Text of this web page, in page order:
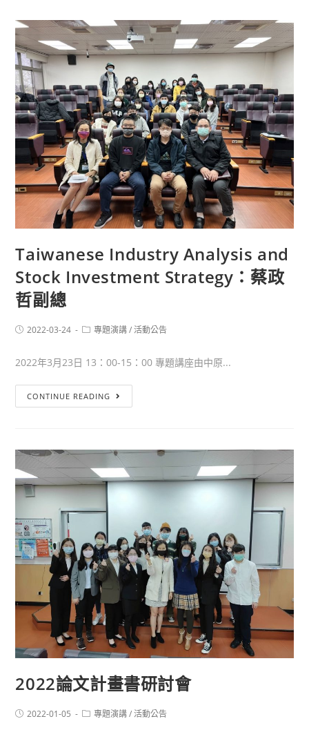
Taiwanese Industry Analysis and
Stock Investment Strategy：蔡政
哲副總
2022-03-24 專題演講 / 活動公告
2022年3月23日 13：00-15：00 專題講座由中原...
CONTINUE READING
2022論文計畫書研討會
2022-01-05 專題演講 / 活動公告